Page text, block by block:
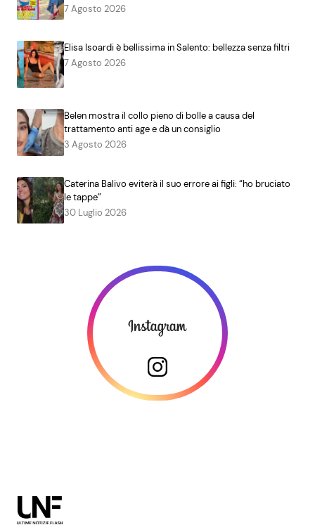
7 Agosto 2026
Elisa Isoardi è bellissima in Salento: bellezza senza filtri
7 Agosto 2026
Belen mostra il collo pieno di bolle a causa del
trattamento anti age e dà un consiglio
3 Agosto 2026
Caterina Balivo eviterà il suo errore ai figli: “ho bruciato
le tappe”
30 Luglio 2026